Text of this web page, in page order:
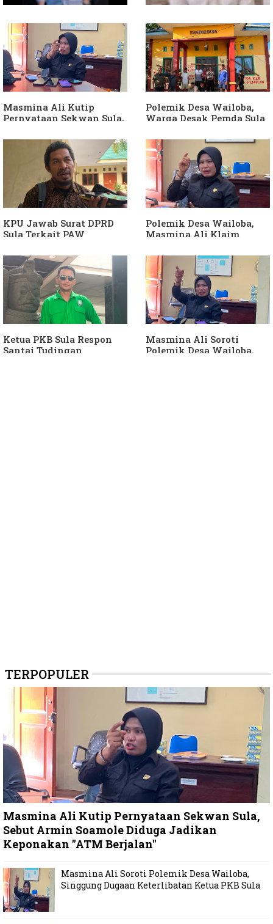
Soal Intervensi Politik,
Langkah Wakil Ketua
Komisi I Bukan
intervensi Politik
Dituding Jadikan
Bendahara Desa Wailoba
sebagai "ATM Berjalan",
Armin Soamole: Harus
Dibuktikan
Masmina Ali Kutip
Pernyataan Sekwan Sula,
Diduga Jadikan
Keponakan "ATM
Berjalan"
Polemik Desa Wailoba,
Warga Desak Pemda Sula
APH Usut Dugaan
Penyimpangan Dana Desa
KPU Jawab Surat DPRD
Sula Terkait PAW
Hanura
Polemik Desa Wailoba,
Masmina Ali Klaim
Keterlibatan Ketua PKB
Sula
Ketua PKB Sula Respon
Santai Tudingan
Masmina Ali Soroti
Polemik Desa Wailoba,
TERPOPULER
Masmina Ali Kutip Pernyataan Sekwan Sula,
Sebut Armin Soamole Diduga Jadikan
Keponakan "ATM Berjalan"
Masmina Ali Soroti Polemik Desa Wailoba,
Singgung Dugaan Keterlibatan Ketua PKB Sula